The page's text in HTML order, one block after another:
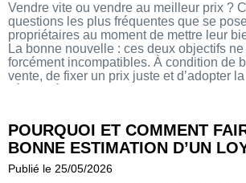
Vendre vite ou vendre au meilleur prix ?
questions les plus fréquentes que se
propriétaires au moment de mettre leur
La bonne nouvelle : ces deux objectifs
forcément incompatibles. À condition de
vente, de fixer un prix juste et d’adopter
POURQUOI ET COMMENT
BONNE ESTIMATION D’UN
Publié le 25/05/2026